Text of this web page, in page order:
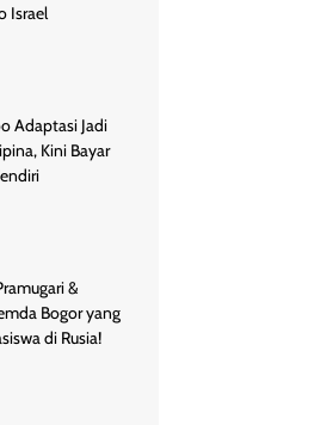
Israel
Adaptasi Jadi
Kini Bayar
&
Bogor yang
di Rusia!